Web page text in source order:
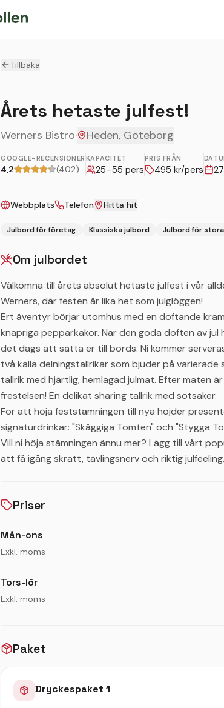
Tillbaka
Årets hetaste julfest!
Werners Bistro· Heden, Göteborg
GOOGLE-RECENSIONER
4,2 (402)
KAPACITET
25–55 pers
PRIS FRÅN
495 kr/pers
Webbplats Telefon Hitta hit
Julbord för företag Klassiska julbord Julbord för
Om julbordet
Välkomna till årets absolut hetaste julfest i vår
Werners, där festen är lika het som julglöggen!​
Ert äventyr börjar utomhus med en doftande
knapriga pepparkakor. När den goda doften av
det dags att sätta er till bords. Ni kommer
två kalla delningstallrikar som bjuder på
tallrik med hjärtlig, hemlagad julmat. Efter maten
frestelsen! En delikat sharing tallrik med sötsaker.
För att höja feststämningen till nya höjder
signaturdrinkar: "Skäggiga Tomten" och "Stygga
Vill ni höja stämningen ännu mer? Lägg till vårt
att få igång skratt, tävlingsnerv och riktig julfeeling.
Priser
Mån-ons
Exkl. moms
Tors-lör
Exkl. moms
Paket
Dryckespaket 1